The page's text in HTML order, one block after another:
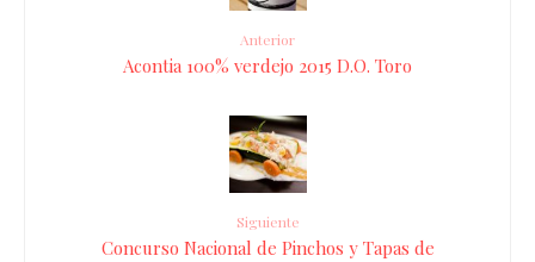
Anterior
Acontia 100% verdejo 2015 D.O. Toro
Siguiente
Concurso Nacional de Pinchos y Tapas de